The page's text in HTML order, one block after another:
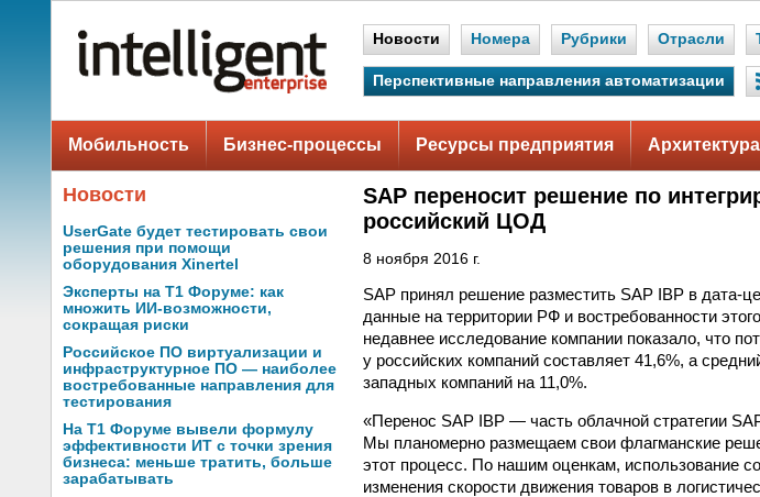
Новости Номера Рубрики Отрасли
Перспективные направления автоматизации
Мобильность Бизнес-процессы Ресурсы предприятия
Новости
UserGate будет тестировать свои
решения при помощи
оборудования Xinertel
Эксперты на Т1 Форуме: как
множить ИИ-возможности,
сокращая риски
Российское ПО виртуализации и
инфраструктурное ПО — наиболее
востребованные направления для
тестирования
На Т1 Форуме вывели формулу
эффективности ИТ с точки зрения
бизнеса: меньше тратить, больше
зарабатывать
SAP переносит решение по
российский ЦОД
8 ноября 2016 г.
SAP принял решение разместить SAP IBP в дата-
данные на территории РФ и востребованности
недавнее исследование компании показало, что
у российских компаний составляет 41,6%, а
западных компаний на 11,0%.
«Перенос SAP IBP — часть облачной стратегии
Мы планомерно размещаем свои флагманские
этот процесс. По нашим оценкам, использование
изменения скорости движения товаров в